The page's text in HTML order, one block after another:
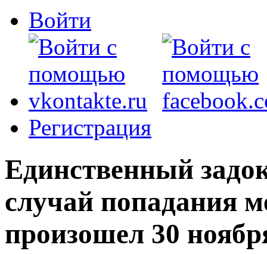
Войти
Регистрация
Единственный
случай попадания
произошел 30